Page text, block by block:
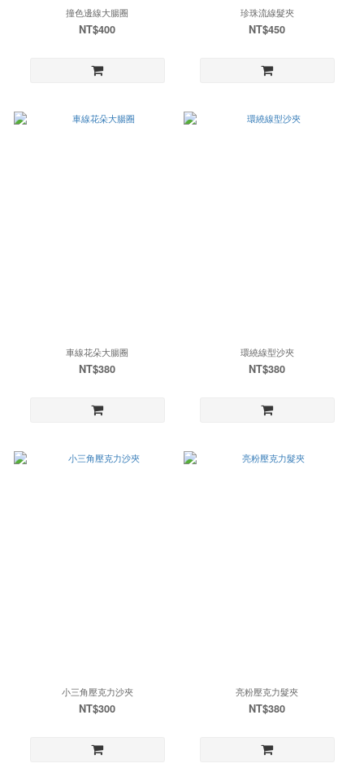
撞色邊線大腸圈
NT$400
珍珠流線髮夾
NT$450
車線花朵大腸圈
NT$380
環繞線型沙夾
NT$380
小三角壓克力沙夾
NT$300
亮粉壓克力髮夾
NT$380